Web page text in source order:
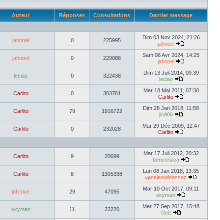
Auteur Réponses Consultations Dernier message
jahnoel 0 225995
Dim 03 Nov 2024, 21:26
jahnoel
jahnoel 0 229088
Sam 06 Avr 2024, 14:25
jahnoel
leciao 0 322438
Dim 13 Juil 2014, 09:39
leciao
Carlito 0 303781
Mer 18 Mai 2011, 07:30
Carlito
Carlito 79 1916722
Dim 28 Jan 2018, 11:58
jicé06
Carlito 0 232028
Mar 29 Déc 2009, 12:47
Carlito
Carlito 9 20699
Mar 17 Juil 2012, 20:32
bencorsica
Carlito 8 1305338
Lun 08 Jan 2018, 13:35
yenajamaisassez
jah-rive 29 47095
Mar 10 Oct 2017, 09:11
skyman
skyman 11 23220
Mer 27 Sep 2017, 15:48
Rett